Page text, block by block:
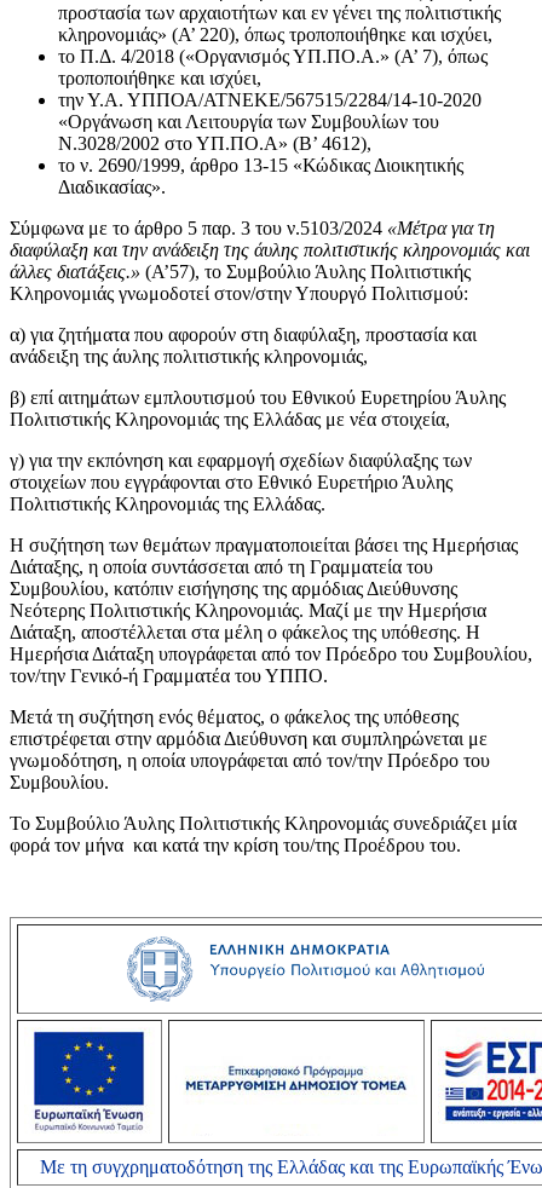
προστασία των αρχαιοτήτων και εν γένει της πολιτιστικής
κληρονομιάς» (Α’ 220), όπως τροποποιήθηκε και ισχύει,
το Π.Δ. 4/2018 («Οργανισμός ΥΠ.ΠΟ.Α.» (Α’ 7), όπως
τροποποιήθηκε και ισχύει,
την Υ.Α. ΥΠΠΟΑ/ΑΤΝΕΚΕ/567515/2284/14-10-2020
«Οργάνωση και Λειτουργία των Συμβουλίων του
Ν.3028/2002 στο ΥΠ.ΠΟ.Α» (Β’ 4612),
το ν. 2690/1999, άρθρο 13-15 «Κώδικας Διοικητικής
Διαδικασίας».
Σύμφωνα με το άρθρο 5 παρ. 3 του ν.5103/2024 «Μέτρα για τη
διαφύλαξη και την ανάδειξη της άυλης πολιτιστικής κληρονομιάς και
άλλες διατάξεις.» (Α’57), το Συμβούλιο Άυλης Πολιτιστικής
Κληρονομιάς γνωμοδοτεί στον/στην Υπουργό Πολιτισμού:
α) για ζητήματα που αφορούν στη διαφύλαξη, προστασία και
ανάδειξη της άυλης πολιτιστικής κληρονομιάς,
β) επί αιτημάτων εμπλουτισμού του Εθνικού Ευρετηρίου Άυλης
Πολιτιστικής Κληρονομιάς της Ελλάδας με νέα στοιχεία,
γ) για την εκπόνηση και εφαρμογή σχεδίων διαφύλαξης των
στοιχείων που εγγράφονται στο Εθνικό Ευρετήριο Άυλης
Πολιτιστικής Κληρονομιάς της Ελλάδας.
Η συζήτηση των θεμάτων πραγματοποιείται βάσει της Ημερήσιας
Διάταξης, η οποία συντάσσεται από τη Γραμματεία του
Συμβουλίου, κατόπιν εισήγησης της αρμόδιας Διεύθυνσης
Νεότερης Πολιτιστικής Κληρονομιάς. Μαζί με την Ημερήσια
Διάταξη, αποστέλλεται στα μέλη ο φάκελος της υπόθεσης. Η
Ημερήσια Διάταξη υπογράφεται από τον Πρόεδρο του Συμβουλίου,
τον/την Γενικό-ή Γραμματέα του ΥΠΠΟ.
Μετά τη συζήτηση ενός θέματος, ο φάκελος της υπόθεσης
επιστρέφεται στην αρμόδια Διεύθυνση και συμπληρώνεται με
γνωμοδότηση, η οποία υπογράφεται από τον/την Πρόεδρο του
Συμβουλίου.
Το Συμβούλιο Άυλης Πολιτιστικής Κληρονομιάς συνεδριάζει μία
φορά τον μήνα και κατά την κρίση του/της Προέδρου του.
Με τη συγχρηματοδότηση της Ελλάδας και της Ευρωπαϊκής